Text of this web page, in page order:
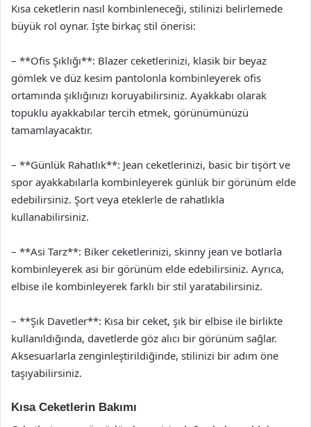
Kısa ceketlerin nasıl kombinleneceği, stilinizi belirlemede
büyük rol oynar. İşte birkaç stil önerisi:
– **Ofis Şıklığı**: Blazer ceketlerinizi, klasik bir beyaz
gömlek ve düz kesim pantolonla kombinleyerek ofis
ortamında şıklığınızı koruyabilirsiniz. Ayakkabı olarak
topuklu ayakkabılar tercih etmek, görünümünüzü
tamamlayacaktır.
– **Günlük Rahatlık**: Jean ceketlerinizi, basic bir tişört ve
spor ayakkabılarla kombinleyerek günlük bir görünüm elde
edebilirsiniz. Şort veya eteklerle de rahatlıkla
kullanabilirsiniz.
– **Asi Tarz**: Biker ceketlerinizi, skinny jean ve botlarla
kombinleyerek asi bir görünüm elde edebilirsiniz. Ayrıca,
elbise ile kombinleyerek farklı bir stil yaratabilirsiniz.
– **Şık Davetler**: Kısa bir ceket, şık bir elbise ile birlikte
kullanıldığında, davetlerde göz alıcı bir görünüm sağlar.
Aksesuarlarla zenginleştirildiğinde, stilinizi bir adım öne
taşıyabilirsiniz.
Kısa Ceketlerin Bakımı